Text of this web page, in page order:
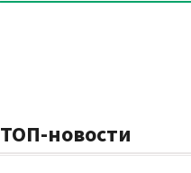
ТОП-новости